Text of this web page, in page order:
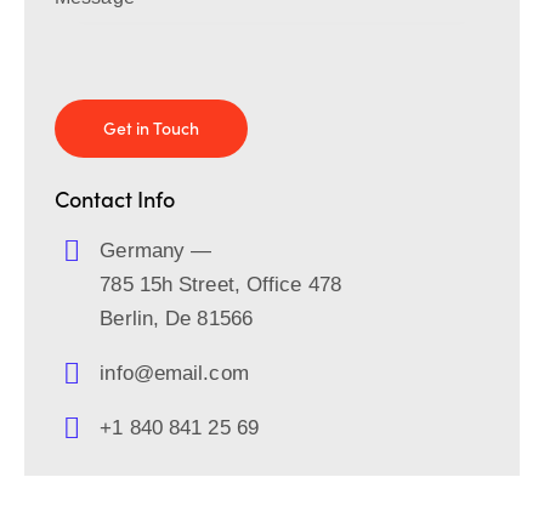
Contact Info
Germany —
785 15h Street, Office 478
Berlin, De 81566
info@email.com
+1 840 841 25 69